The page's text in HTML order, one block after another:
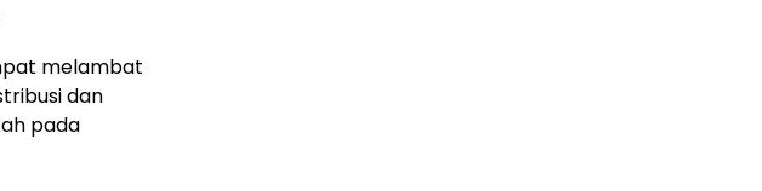
melambat
dan
pada